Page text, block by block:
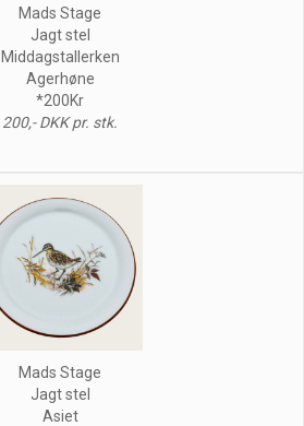
Mads Stage
Jagt stel
Middagstallerken
Agerhøne
*200Kr
200,- DKK pr. stk.
Mads Stage
Jagt stel
Asiet